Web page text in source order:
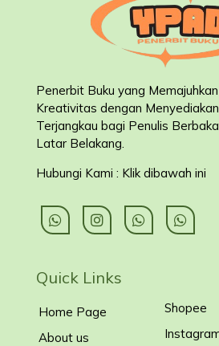
Penerbit Buku yang
Kreativitas dengan
Terjangkau bagi Penulis
Latar Belakang.
Hubungi Kami : Klik dibawah ini
Quick Links
Home Page
About us
Shopee